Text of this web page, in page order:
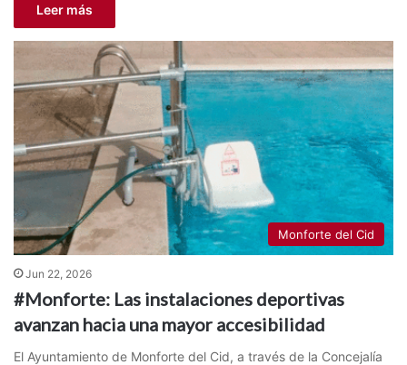
Leer más
Monforte del Cid
Jun 22, 2026
#Monforte: Las instalaciones deportivas
avanzan hacia una mayor accesibilidad
El Ayuntamiento de Monforte del Cid, a través de la Concejalía